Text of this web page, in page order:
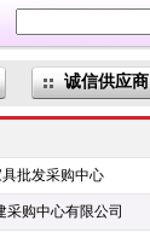
诚信供应商
批发采购中心
采购中心有限公司